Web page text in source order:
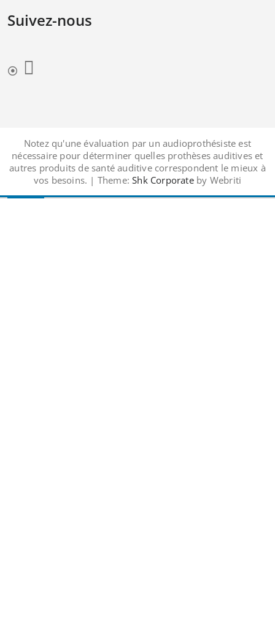
Suivez-nous
Notez qu'une évaluation par un audioprothésiste est
nécessaire pour déterminer quelles prothèses auditives et
autres produits de santé auditive correspondent le mieux à
vos besoins. | Theme: Shk Corporateby Webriti